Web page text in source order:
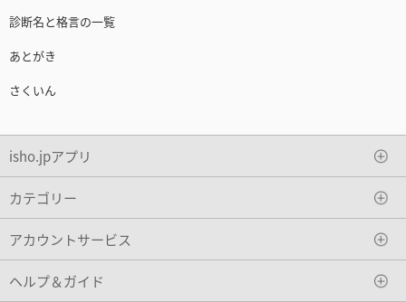
診断名と格言の一覧
あとがき
さくいん
isho.jpアプリ
カテゴリー
アカウントサービス
ヘルプ＆ガイド